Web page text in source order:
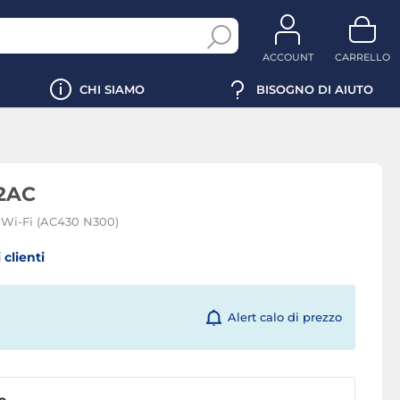
ACCOUNT CARRELLO
CHI SIAMO BISOGNO DI AIUTO
Fi (AC430 N300)
clienti
Alert calo di prezzo